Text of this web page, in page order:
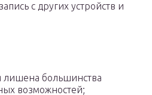
с других устройств и
лишена большинства
возможностей;